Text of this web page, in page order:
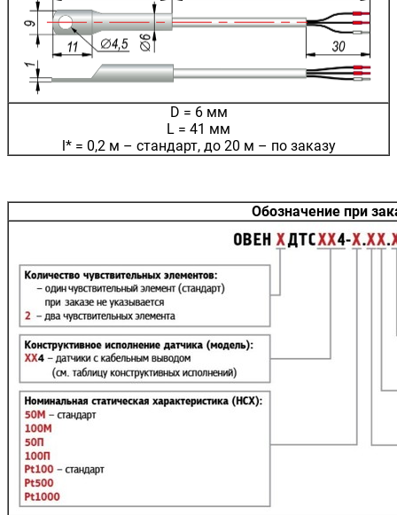
D = 6 мм
L = 41 мм
l* = 0,2 м – стандарт, до 20 м – по заказу
Обозначение при